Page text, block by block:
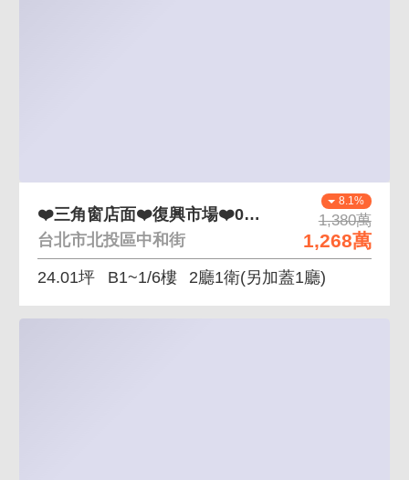
8.1%
1,380萬
1,268萬
❤️三角窗店面❤️復興市場❤️0971002032
台北市北投區中和街
24.01坪 B1~1/6樓 2廳1衛(另加蓋1廳)